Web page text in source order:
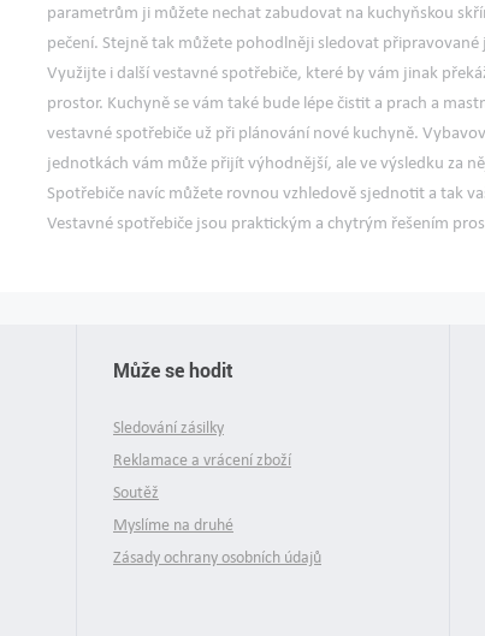
parametrům ji můžete nechat zabudovat na kuchyňskou
pečení. Stejně tak můžete pohodlněji sledovat připravované
Využijte i další vestavné spotřebiče, které by vám jinak
prostor. Kuchyně se vám také bude lépe čistit a prach a
vestavné spotřebiče už při plánování nové kuchyně.
jednotkách vám může přijít výhodnější, ale ve výsledku za
Spotřebiče navíc můžete rovnou vzhledově sjednotit a tak
Vestavné spotřebiče jsou praktickým a chytrým řešením
Může se hodit
Sledování zásilky
Reklamace a vrácení zboží
Soutěž
Myslíme na druhé
Zásady ochrany osobních údajů